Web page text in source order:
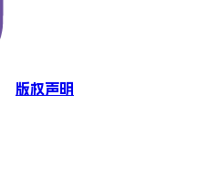
版权声明